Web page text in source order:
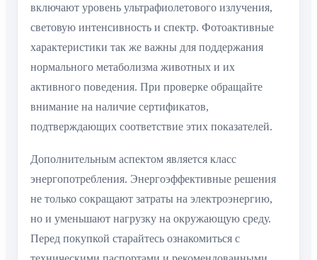
включают уровень ультрафиолетового излучения,
световую интенсивность и спектр. Фотоактивные
характеристики так же важны для поддержания
нормального метаболизма животных и их
активного поведения. При проверке обращайте
внимание на наличие сертификатов,
подтверждающих соответствие этих показателей.
Дополнительным аспектом является класс
энергопотребления. Энергоэффективные решения
не только сокращают затраты на электроэнергию,
но и уменьшают нагрузку на окружающую среду.
Перед покупкой старайтесь ознакомиться с